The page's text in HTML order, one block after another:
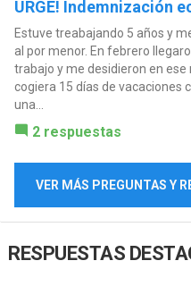
URGE! Indemnización
Estuve treabajando 5 años y
al por menor. En febrero
trabajo y me desidieron en
cogiera 15 días de vacaciones
una...
2 respuestas
VER MÁS PREGUNTAS Y
RESPUESTAS